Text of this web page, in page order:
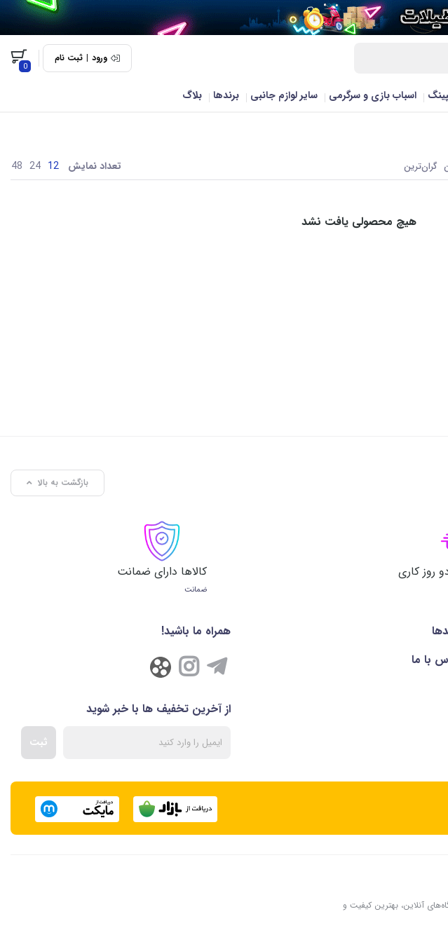
ورود | ثبت نام
0
اسباب بازی و سرگرمی سایر لوازم جانبی برندها بلاگ
گران‌ترین تعداد نمایش 12
24
48
هیچ محصولی یافت نشد
بازگشت به بالا
روز کاری کالاها دارای ضمانت
ضمانت
با ما
همراه ما باشید!
از آخرین تخفیف ها با خبر شوید
ثبت
فروشگاه‌های آنلاین، بهترین کیفیت و